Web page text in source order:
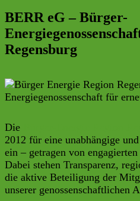
BERR eG – Bürger-
Regensburg
Die
2012 für eine unabhängige
ein – getragen von
Dabei stehen Transparenz,
die aktive Beteiligung der
unserer genossenschaftlichen